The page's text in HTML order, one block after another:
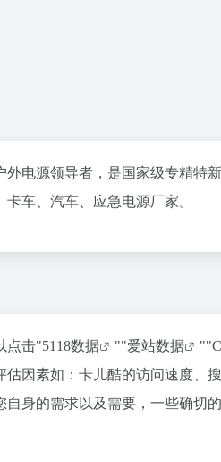
电源领导者，是国家级专精特
车、汽车、应急电源厂家。
点击"5118数据 ""爱站数据 ""
因素如：卡儿酷的访问速度、
身的需求以及需要，一些确切